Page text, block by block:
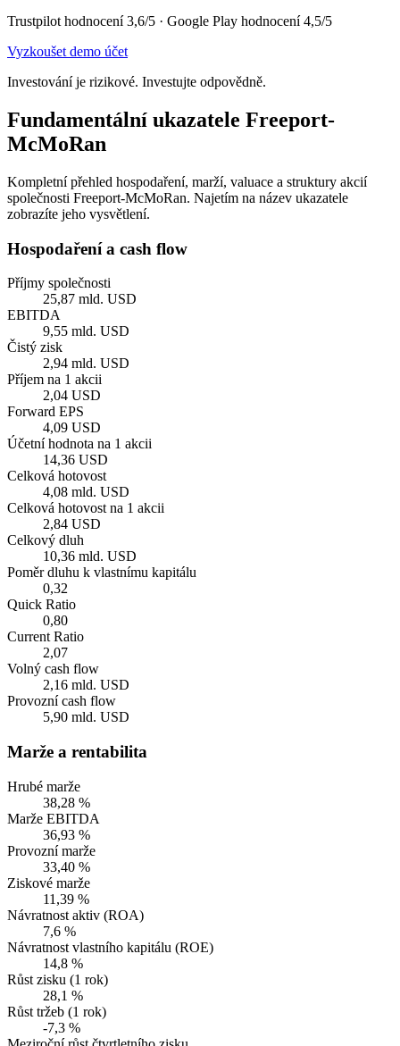
Trustpilot hodnocení 3,6/5 · Google Play hodnocení 4,5/5
Vyzkoušet demo účet
Investování je rizikové. Investujte odpovědně.
Fundamentální ukazatele Freeport-
McMoRan
Kompletní přehled hospodaření, marží, valuace a struktury akcií
společnosti Freeport-McMoRan. Najetím na název ukazatele
zobrazíte jeho vysvětlení.
Hospodaření a cash flow
Příjmy společnosti
25,87 mld. USD
EBITDA
9,55 mld. USD
Čistý zisk
2,94 mld. USD
Příjem na 1 akcii
2,04 USD
Forward EPS
4,09 USD
Účetní hodnota na 1 akcii
14,36 USD
Celková hotovost
4,08 mld. USD
Celková hotovost na 1 akcii
2,84 USD
Celkový dluh
10,36 mld. USD
Poměr dluhu k vlastnímu kapitálu
0,32
Quick Ratio
0,80
Current Ratio
2,07
Volný cash flow
2,16 mld. USD
Provozní cash flow
5,90 mld. USD
Marže a rentabilita
Hrubé marže
38,28 %
Marže EBITDA
36,93 %
Provozní marže
33,40 %
Ziskové marže
11,39 %
Návratnost aktiv (ROA)
7,6 %
Návratnost vlastního kapitálu (ROE)
14,8 %
Růst zisku (1 rok)
28,1 %
Růst tržeb (1 rok)
-7,3 %